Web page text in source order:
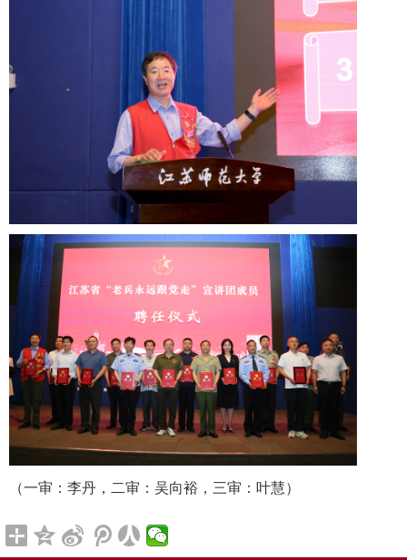
（一审：李丹，二审：吴向裕，三审：叶慧）